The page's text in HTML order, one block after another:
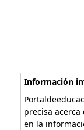
Información
precisa
en la